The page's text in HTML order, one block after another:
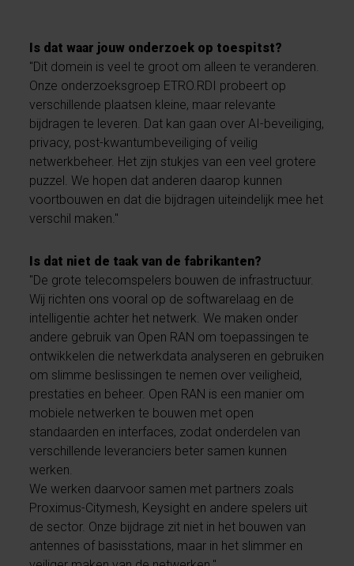
Is dat waar jouw onderzoek op toespitst?
"Dit domein is veel te groot om alleen te veranderen.
Onze onderzoeksgroep ETRO.RDI probeert op
verschillende plaatsen kleine, maar relevante
bijdragen te leveren. Dat kan gaan over AI-beveiliging,
privacy, post-kwantumbeveiliging of veilig
netwerkbeheer. Het zijn stukjes van een veel grotere
puzzel. We hopen dat anderen daarop kunnen
voortbouwen en dat die bijdragen uiteindelijk mee het
verschil maken."
Is dat niet de taak van de fabrikanten?
"De grote telecomspelers bouwen de infrastructuur.
Wij richten ons vooral op de softwarelaag en de
intelligentie achter het netwerk. We maken onder
andere gebruik van Open RAN om toepassingen te
ontwikkelen die netwerkdata analyseren en gebruiken
om slimme beslissingen te nemen over veiligheid,
prestaties en beheer. Open RAN is een manier om
mobiele netwerken te bouwen met open
standaarden en interfaces, zodat onderdelen van
verschillende leveranciers beter samen kunnen
werken.
We werken daarvoor samen met partners zoals
Proximus-Citymesh, Keysight en andere spelers uit
de sector. Onze bijdrage zit niet in het bouwen van
antennes of basisstations, maar in het slimmer en